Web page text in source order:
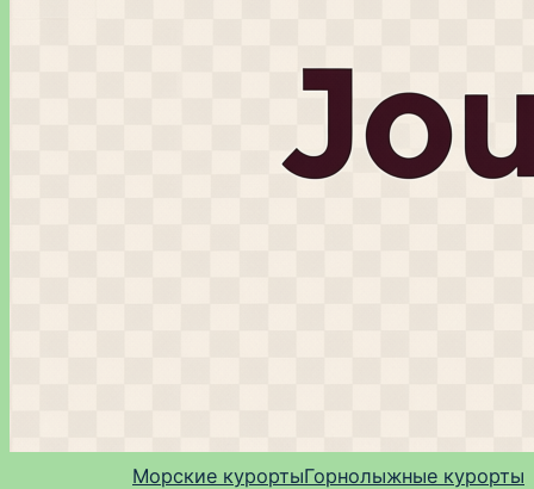
Морские курортыГорнолыжные курорты